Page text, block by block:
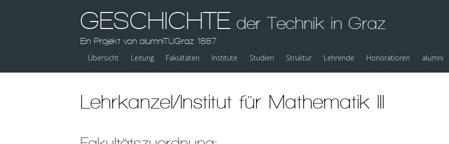
GESCHICHTE der Technik in Graz
Ein Projekt von alumniTUGraz 1887
Übersicht Leitung Fakultäten Institute Studien Struktur Lehrende Honoratioren alumni
Lehrkanzel/Institut für Mathematik III